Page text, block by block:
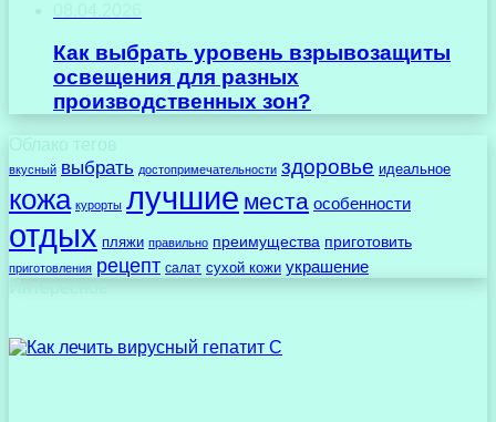
Как выбрать уровень взрывозащиты
освещения для разных
производственных зон?
Облако тегов
вкусный выбрать достопримечательности здоровье идеальное
кожа курорты лучшие места особенности
отдых пляжи правильно преимущества приготовить
приготовления рецепт салат сухой кожи украшение